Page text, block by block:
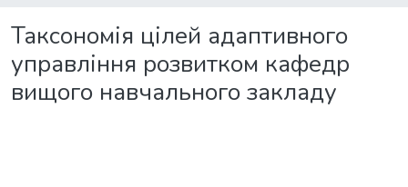
Таксономія цілей адаптивного
управління розвитком кафедр
вищого навчального закладу